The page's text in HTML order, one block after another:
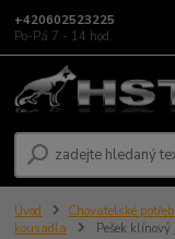
+420602523225
Po-Pá 7 - 14 hod.
Úvod Chovatelské
kousadla
Pešek